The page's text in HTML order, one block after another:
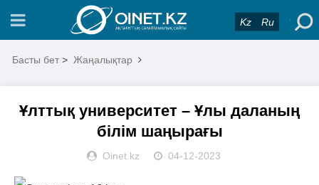
Kz Ru
Басты бет > Жаңалықтар
Ұлттық университет – Ұлы даланың
білім шаңырағы
Oinet.kz 04-12-2023